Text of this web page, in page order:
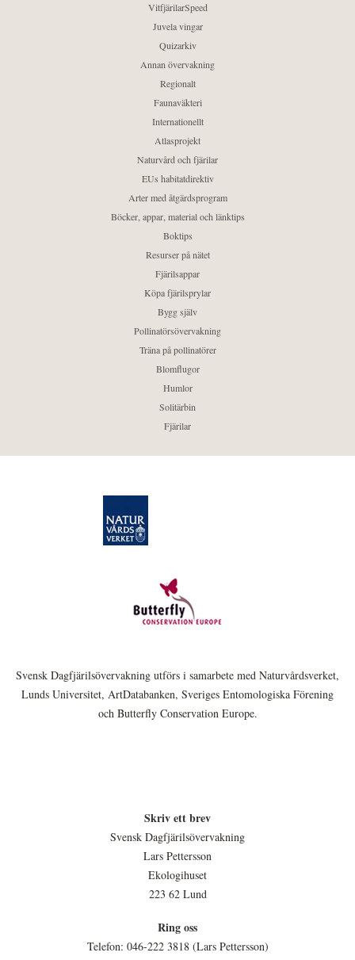
VitfjärilarSpeed
Juvela vingar
Quizarkiv
Annan övervakning
Regionalt
Faunaväkteri
Internationellt
Atlasprojekt
Naturvård och fjärilar
EUs habitatdirektiv
Arter med åtgärdsprogram
Böcker, appar, material och länktips
Boktips
Resurser på nätet
Fjärilsappar
Köpa fjärilsprylar
Bygg själv
Pollinatörsövervakning
Träna på pollinatörer
Blomflugor
Humlor
Solitärbin
Fjärilar
Svensk Dagfjärilsövervakning utförs i samarbete med Naturvårdsverket,
Lunds Universitet, ArtDatabanken, Sveriges Entomologiska Förening
och Butterfly Conservation Europe.
Skriv ett brev
Svensk Dagfjärilsövervakning
Lars Pettersson
Ekologihuset
223 62 Lund
Ring oss
Telefon: 046-222 3818 (Lars Pettersson)